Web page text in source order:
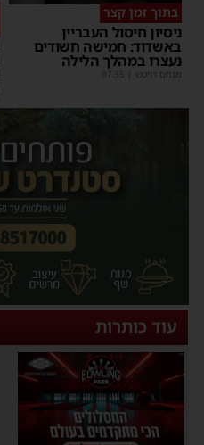
בתוך זמן קצר
ניסיון חיסול העבריין
באשדוד: חמישה חשודים
נעצרו במהלך הלילה
מנחם דויטש 07:35
עוד כותרות